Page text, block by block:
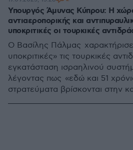
Υπουργός Άμυνας Κύπρου: Η
αντιαεροπορικής και
υποκριτικές οι τουρκικές
Ο Βασίλης Πάλμας
υποκριτικές» τις τουρκικές
εγκατάσταση ισραηλινού
λέγοντας πως «εδώ και 51
στρατεύματα βρίσκονται στην